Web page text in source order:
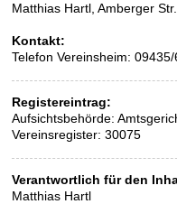
Matthias Hartl, Amberger
Kontakt:
Telefon Vereinsheim:
Registereintrag:
Aufsichtsbehörde:
Vereinsregister: 30075
Verantwortlich für den
Matthias Hartl